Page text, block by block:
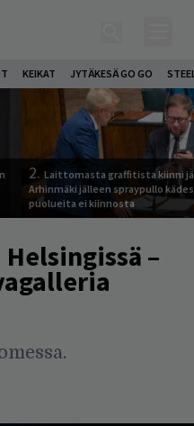
KEIKAT JYTÄKESÄ GO GO
2. Laittomasta graffitista kiinni
Arhinmäki jälleen spraypullo
puolueita ei kiinnosta
–